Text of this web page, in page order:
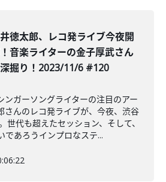
徳太郎、レコ発ライブ今夜開
音楽ライターの金子厚武さん
掘り！2023/11/6 #120
ンガーソングライターの注目のアー
さんのレコ発ライブが、今夜、渋谷
世代も超えたセッション、そして、
であろうインプロなステ...